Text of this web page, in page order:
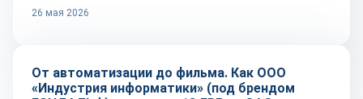
26 мая 2026
Автоматизация
От автоматизации до фильма. Как ООО
«Индустрия информатики» (под брендом